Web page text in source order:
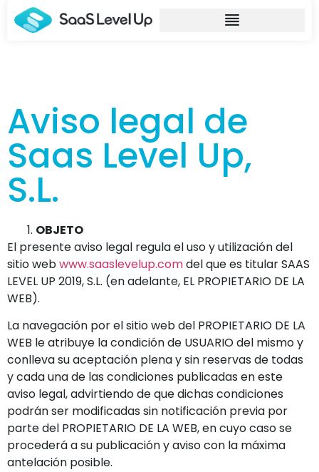
Aviso legal de
Saas Level Up,
S.L.
OBJETO
El presente aviso legal regula el uso y utilización del
sitio webwww.saaslevelup.comdel que es titular SAAS
LEVEL UP 2019, S.L. (en adelante, EL PROPIETARIO DE LA
WEB).
La navegación por el sitio web del PROPIETARIO DE LA
WEB le atribuye la condición de USUARIO del mismo y
conlleva su aceptación plena y sin reservas de todas
y cada una de las condiciones publicadas en este
aviso legal, advirtiendo de que dichas condiciones
podrán ser modificadas sin notificación previa por
parte del PROPIETARIO DE LA WEB, en cuyo caso se
procederá a su publicación y aviso con la máxima
antelación posible.